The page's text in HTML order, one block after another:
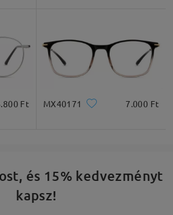
Gyémánt Ovális
Ft MX40171 7.000 Ft
és 15% kedvezményt
kapsz!